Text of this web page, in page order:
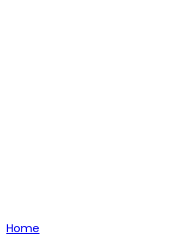
Home